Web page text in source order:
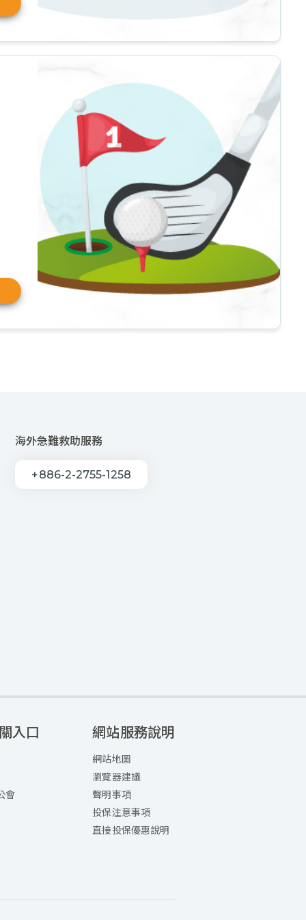
海外急難救助服務
+886-2-2755-1258
入口
會
網站服務說明
網站地圖
瀏覽器建議
聲明事項
投保注意事項
直接投保優惠說明